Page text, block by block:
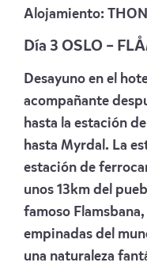
Alojamiento:
Día 3 OSLO –
Desayuno en el
acompañante
hasta la estación
hasta Myrdal. La
estación de
unos 13km del
famoso
empinadas del
una naturaleza